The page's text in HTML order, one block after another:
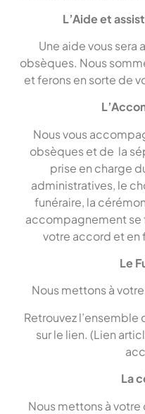
L’Aide et
Une aide vous
obsèques. Nous
et ferons en sorte de
Nous vous
obsèques et de la
prise en charge
administratives, le
funéraire, la
accompagnement se
votre accord et en
Le
Nous mettons à
Retrouvez
sur le lien. (Lien
La
Nous mettons à